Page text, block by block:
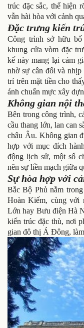
trúc đặc sắc, thể hiện
vẫn hài hòa với cảnh
Đặc trưng kiến
Công trình sở hữu
khung cửa vòm đặc
kế này mang lại cảm
nhờ sự cân đối và
trí trên mặt tiền cho
ánh chuẩn mực xây
Không gian nội
Bên trong công trình,
cầu thang lớn, lan can
châu Âu. Không gian
hợp với mục đích
động lịch sử, một số
nên sự liền mạch giữa
Sự hòa hợp với
Bắc Bộ Phủ nằm
Hoàn Kiếm, cùng với
Lớn hay Bưu điện Hà
kiến trúc đặc thù, nơi
gian đô thị Á Đông,